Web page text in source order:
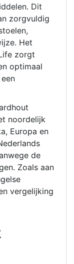
Dit
zorgvuldig
Het
zorgt
optimaal
noordelijk
Europa en
de
Zoals aan
vergelijking